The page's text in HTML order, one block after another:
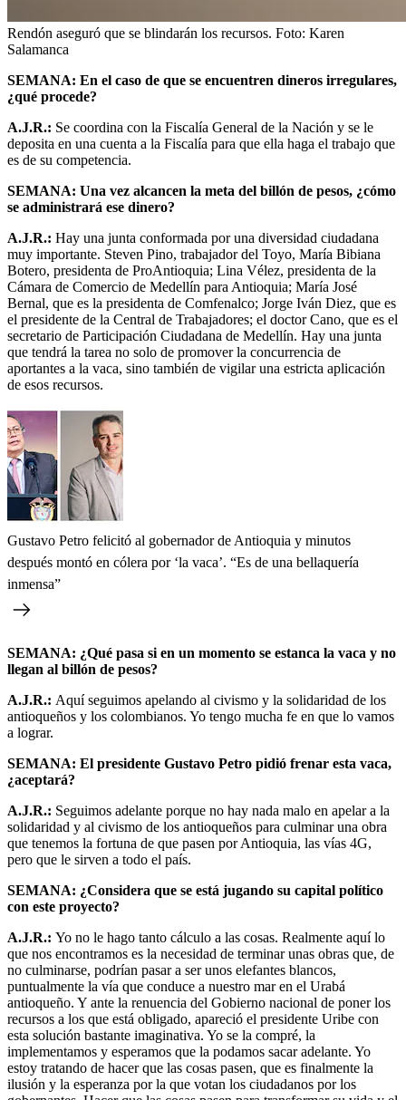
Rendón aseguró que se blindarán los recursos. Foto: Karen
Salamanca
SEMANA: En el caso de que se encuentren dineros irregulares,
¿qué procede?
A.J.R.: Se coordina con la Fiscalía General de la Nación y se le
deposita en una cuenta a la Fiscalía para que ella haga el trabajo que
es de su competencia.
SEMANA: Una vez alcancen la meta del billón de pesos, ¿cómo
se administrará ese dinero?
A.J.R.: Hay una junta conformada por una diversidad ciudadana
muy importante. Steven Pino, trabajador del Toyo, María Bibiana
Botero, presidenta de ProAntioquia; Lina Vélez, presidenta de la
Cámara de Comercio de Medellín para Antioquia; María José
Bernal, que es la presidenta de Comfenalco; Jorge Iván Diez, que es
el presidente de la Central de Trabajadores; el doctor Cano, que es el
secretario de Participación Ciudadana de Medellín. Hay una junta
que tendrá la tarea no solo de promover la concurrencia de
aportantes a la vaca, sino también de vigilar una estricta aplicación
de esos recursos.
Gustavo Petro felicitó al gobernador de Antioquia y minutos
después montó en cólera por ‘la vaca’. “Es de una bellaquería
inmensa”
SEMANA: ¿Qué pasa si en un momento se estanca la vaca y no
llegan al billón de pesos?
A.J.R.: Aquí seguimos apelando al civismo y la solidaridad de los
antioqueños y los colombianos. Yo tengo mucha fe en que lo vamos
a lograr.
SEMANA: El presidente Gustavo Petro pidió frenar esta vaca,
¿aceptará?
A.J.R.: Seguimos adelante porque no hay nada malo en apelar a la
solidaridad y al civismo de los antioqueños para culminar una obra
que tenemos la fortuna de que pasen por Antioquia, las vías 4G,
pero que le sirven a todo el país.
SEMANA: ¿Considera que se está jugando su capital político
con este proyecto?
A.J.R.: Yo no le hago tanto cálculo a las cosas. Realmente aquí lo
que nos encontramos es la necesidad de terminar unas obras que, de
no culminarse, podrían pasar a ser unos elefantes blancos,
puntualmente la vía que conduce a nuestro mar en el Urabá
antioqueño. Y ante la renuencia del Gobierno nacional de poner los
recursos a los que está obligado, apareció el presidente Uribe con
esta solución bastante imaginativa. Yo se la compré, la
implementamos y esperamos que la podamos sacar adelante. Yo
estoy tratando de hacer que las cosas pasen, que es finalmente la
ilusión y la esperanza por la que votan los ciudadanos por los